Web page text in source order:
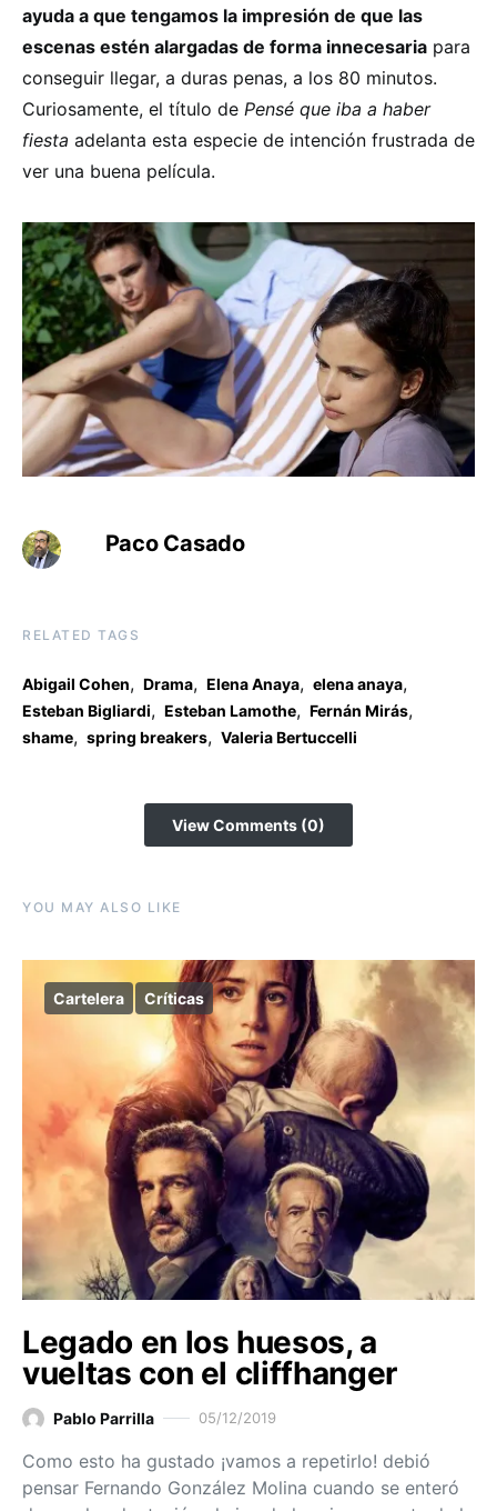
ayuda a que tengamos la impresión de que las
escenas estén alargadas de forma innecesaria para
conseguir llegar, a duras penas, a los 80 minutos.
Curiosamente, el título de Pensé que iba a haber
fiesta adelanta esta especie de intención frustrada de
ver una buena película.
Paco Casado
RELATED TAGS
Abigail Cohen, Drama, Elena Anaya, elena anaya,
Esteban Bigliardi, Esteban Lamothe, Fernán Mirás,
shame, spring breakers, Valeria Bertuccelli
View Comments (0)
YOU MAY ALSO LIKE
Cartelera Críticas
Legado en los huesos, a
vueltas con el cliffhanger
Pablo Parrilla 05/12/2019
Como esto ha gustado ¡vamos a repetirlo! debió
pensar Fernando González Molina cuando se enteró